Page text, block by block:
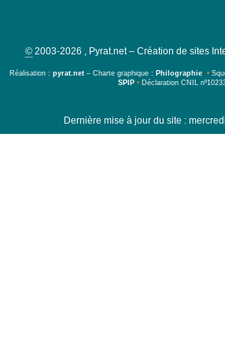
© 2003-2026 , Pyrat.net – Création de sites
Réalisation : pyrat.net – Charte graphique : Philographie •
SPIP • Déclaration CNIL
Dernière mise à jour du site :